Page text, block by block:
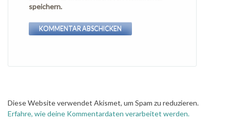
speichern.
Diese Website verwendet Akismet, um Spam zu reduzieren.
Erfahre, wie deine Kommentardaten verarbeitet werden.